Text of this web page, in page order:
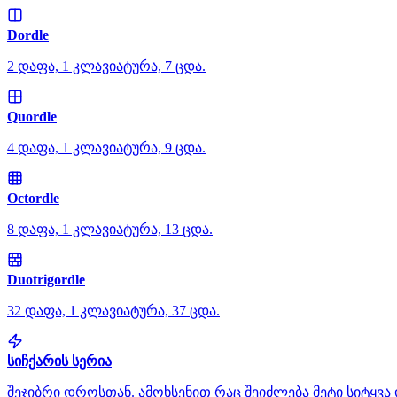
Dordle
2 დაფა, 1 კლავიატურა, 7 ცდა.
Quordle
4 დაფა, 1 კლავიატურა, 9 ცდა.
Octordle
8 დაფა, 1 კლავიატურა, 13 ცდა.
Duotrigordle
32 დაფა, 1 კლავიატურა, 37 ცდა.
სიჩქარის სერია
შეჯიბრი დროსთან. ამოხსენით რაც შეიძლება მეტი